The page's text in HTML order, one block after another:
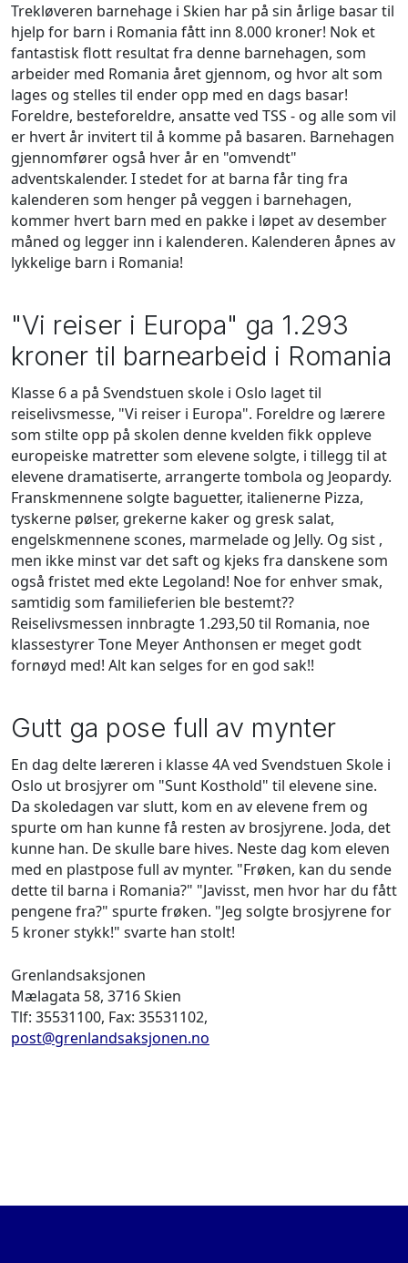
Trekløveren barnehage i Skien har på sin årlige basar til
hjelp for barn i Romania fått inn 8.000 kroner! Nok et
fantastisk flott resultat fra denne barnehagen, som
arbeider med Romania året gjennom, og hvor alt som
lages og stelles til ender opp med en dags basar!
Foreldre, besteforeldre, ansatte ved TSS - og alle som vil
er hvert år invitert til å komme på basaren. Barnehagen
gjennomfører også hver år en "omvendt"
adventskalender. I stedet for at barna får ting fra
kalenderen som henger på veggen i barnehagen,
kommer hvert barn med en pakke i løpet av desember
måned og legger inn i kalenderen. Kalenderen åpnes av
lykkelige barn i Romania!
"Vi reiser i Europa" ga 1.293
kroner til barnearbeid i Romania
Klasse 6 a på Svendstuen skole i Oslo laget til
reiselivsmesse, "Vi reiser i Europa". Foreldre og lærere
som stilte opp på skolen denne kvelden fikk oppleve
europeiske matretter som elevene solgte, i tillegg til at
elevene dramatiserte, arrangerte tombola og Jeopardy.
Franskmennene solgte baguetter, italienerne Pizza,
tyskerne pølser, grekerne kaker og gresk salat,
engelskmennene scones, marmelade og Jelly. Og sist ,
men ikke minst var det saft og kjeks fra danskene som
også fristet med ekte Legoland! Noe for enhver smak,
samtidig som familieferien ble bestemt??
Reiselivsmessen innbragte 1.293,50 til Romania, noe
klassestyrer Tone Meyer Anthonsen er meget godt
fornøyd med! Alt kan selges for en god sak!!
Gutt ga pose full av mynter
En dag delte læreren i klasse 4A ved Svendstuen Skole i
Oslo ut brosjyrer om "Sunt Kosthold" til elevene sine.
Da skoledagen var slutt, kom en av elevene frem og
spurte om han kunne få resten av brosjyrene. Joda, det
kunne han. De skulle bare hives. Neste dag kom eleven
med en plastpose full av mynter. "Frøken, kan du sende
dette til barna i Romania?" "Javisst, men hvor har du fått
pengene fra?" spurte frøken. "Jeg solgte brosjyrene for
5 kroner stykk!" svarte han stolt!
Grenlandsaksjonen
Mælagata 58, 3716 Skien
Tlf: 35531100, Fax: 35531102,
post@grenlandsaksjonen.no